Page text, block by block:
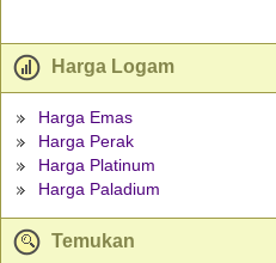
Harga Logam
Harga Emas
Harga Perak
Harga Platinum
Harga Paladium
Temukan